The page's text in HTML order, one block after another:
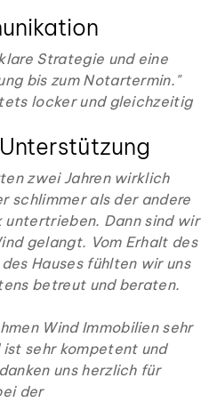
Strategie und eine
bis zum Notartermin. "
locker und gleichzeitig
zwei Jahren wirklich
schlimmer als der andere
untertrieben. Dann sind wir
gelangt. Vom Erhalt des
Hauses fühlten wir uns
betreut und beraten.
Wind Immobilien sehr
sehr kompetent und
uns herzlich für
der